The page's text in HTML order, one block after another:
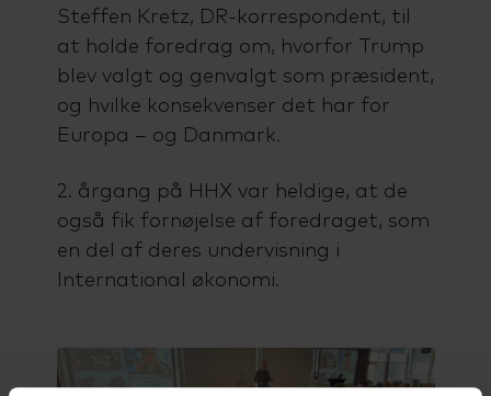
Steffen Kretz, DR-korrespondent, til
at holde foredrag om, hvorfor Trump
blev valgt og genvalgt som præsident,
og hvilke konsekvenser det har for
Europa – og Danmark.
2. årgang på HHX var heldige, at de
også fik fornøjelse af foredraget, som
en del af deres undervisning i
International økonomi.